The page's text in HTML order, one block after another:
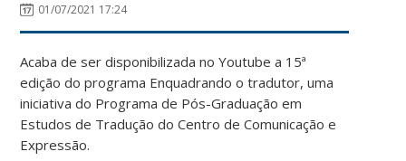
01/07/2021 17:24
Acaba de ser disponibilizada no Youtube a 15ª
edição do programa Enquadrando o tradutor, uma
iniciativa do Programa de Pós-Graduação em
Estudos de Tradução do Centro de Comunicação e
Expressão.